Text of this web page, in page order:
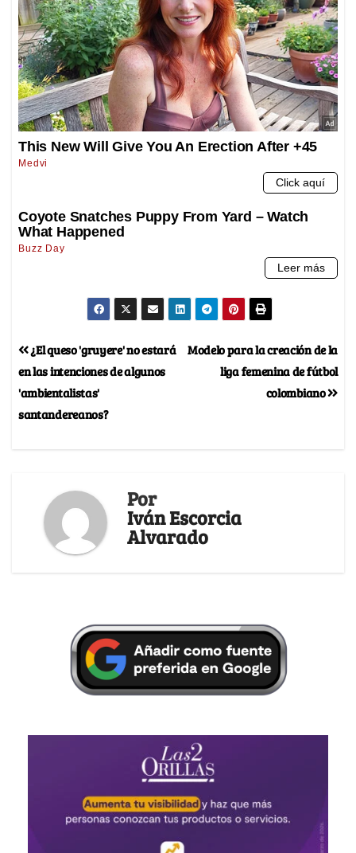
Modelo para la creación de la
liga femenina de fútbol
colombiano
¿El queso 'gruyere' no estará
en las intenciones de algunos
'ambientalistas'
santandereanos?
Por
Iván Escorcia
Alvarado